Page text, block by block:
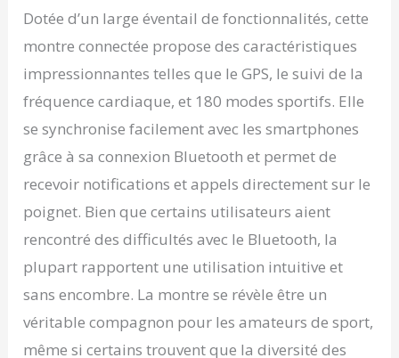
orienter, et la lampe LED
éclaire votre chemin, le
tout directement depuis
votre poignet Batterie
Puissante, Charge
Rapide: Ne vous
inquiétez plus des
recharges constantes :
cette montre connectée
offre une autonomie
impressionnante pour
suivre votre emploi du
temps chargé. Équipée
capacité de 530 mAh,
elle dure toute la
avec une charge rapide
en seulement 2,5 heures,
Dotée d’un large éventail de fonctionnalités, cette
montre connectée propose des caractéristiques
impressionnantes telles que le GPS, le suivi de la
fréquence cardiaque, et 180 modes sportifs. Elle
se synchronise facilement avec les smartphones
grâce à sa connexion Bluetooth et permet de
recevoir notifications et appels directement sur le
poignet. Bien que certains utilisateurs aient
rencontré des difficultés avec le Bluetooth, la
plupart rapportent une utilisation intuitive et
sans encombre. La montre se révèle être un
véritable compagnon pour les amateurs de sport,
même si certains trouvent que la diversité des